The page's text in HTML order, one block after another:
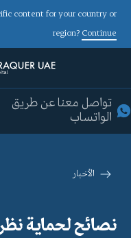
content for your country or
region? Continue
تواصل معنا عن طريق
الواتساب
الأخبار
نصائح لحماية